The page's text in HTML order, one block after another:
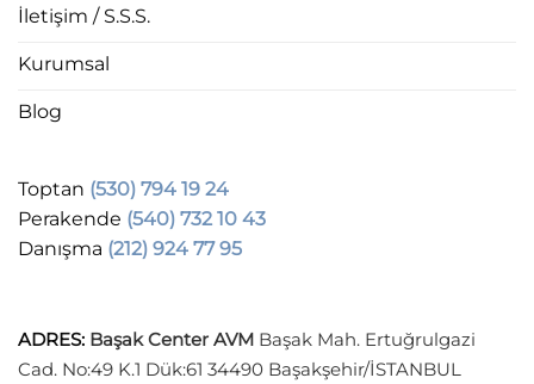
İletişim / S.S.S.
Kurumsal
Blog
Toptan (530) 794 19 24
Perakende (540) 732 10 43
Danışma (212) 924 77 95
ADRES: Başak Center AVM Başak Mah. Ertuğrulgazi
Cad. No:49 K.1 Dük:61 34490 Başakşehir/İSTANBUL